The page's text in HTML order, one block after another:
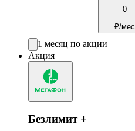
0
₽/мес
1 месяц по акции
Акция
Безлимит +